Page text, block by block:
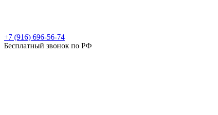
+7 (916) 696-56-74
Бесплатный звонок по РФ